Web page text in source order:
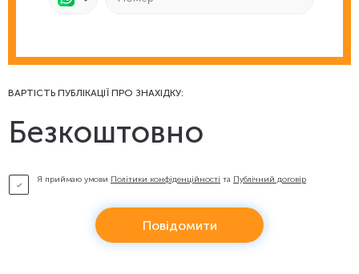
ВАРТІСТЬ ПУБЛІКАЦІЇ ПРО ЗНАХІДКУ:
Безкоштовно
Я приймаю умови Політики конфіденційності та Публічний договір
Повідомити